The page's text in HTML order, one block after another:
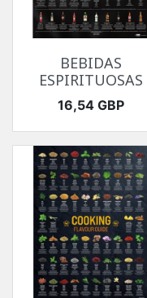
BEBIDAS
ESPIRITUOSAS
Precio
16,54 GBP